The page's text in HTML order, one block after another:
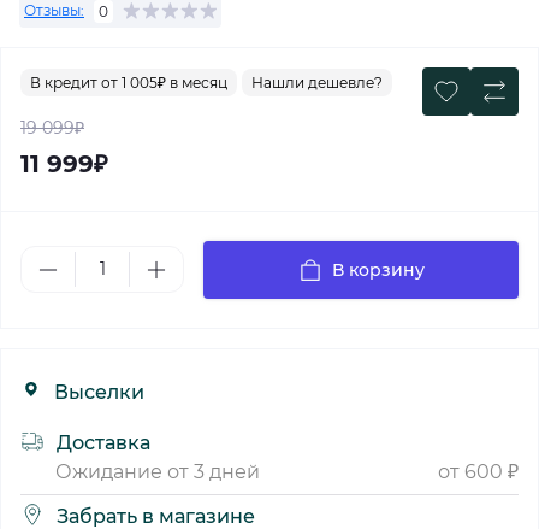
Отзывы: 0
В кредит от 1 005₽ в месяц Нашли дешевле?
19 099₽
11 999₽
В корзину
Выселки
Доставка
Ожидание от 3 дней
от 600 ₽
Забрать в магазине